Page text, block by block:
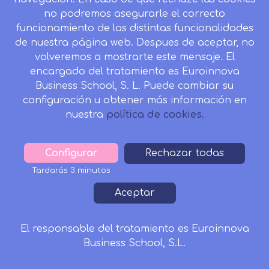
200€ 170€
CONTACTO
Camino de la Torrecilla N.º 30 EDIFICIO EDUCA
EDTECH, C.P. 18.200, Maracena (Granada)
958 050 746
Horario de atención al cliente:
Lunes a viernes: 9.00h a 20.00h.
formacion@inesalud.com
Condiciones de Matriculación
Política de Privacidad
Política de Cookies
no podremos asegurarle el correcto
funcionamiento de las distintas funcionalidades
de nuestra página web. Despues de aceptar, no
volveremos a mostrarte este mensaje. El
encargado del tratamiento es Euroinnova
Business School, S. L. Puede cambiar su
configuración u obtener más información en
nuestra política de cookies.
Configurar
Tardarás 3 minutos
Rechazar todas
Aceptar
Withdraw
consent
El responsable del tratamiento es Euroinnova
Business School, S.L.